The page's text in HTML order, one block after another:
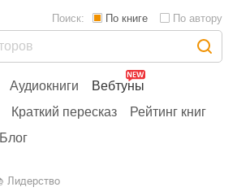
Аудиокниги
Вебтуны
Краткий пересказ
Рейтинг книг
Блог
Поиск: По книге По автору
Лидерство